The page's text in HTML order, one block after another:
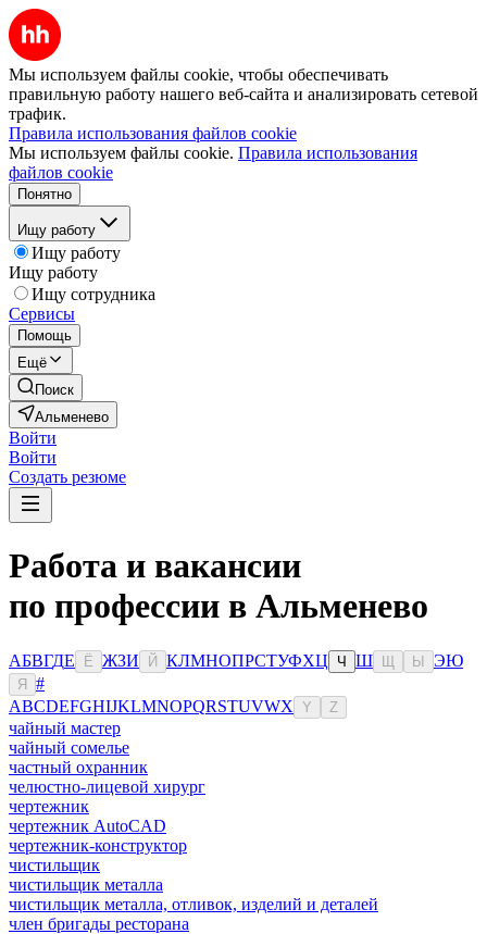
Мы используем файлы cookie, чтобы обеспечивать
правильную работу нашего веб-сайта и анализировать сетевой
трафик.
Правила использования файлов cookie
Мы используем файлы cookie. Правила использования
файлов cookie
Понятно
Ищу работу
Ищу работу
Ищу работу
Ищу сотрудника
Сервисы
Помощь
Ещё
Поиск
Альменево
Войти
Войти
Создать резюме
Работа и вакансии
по профессии в Альменево
АБВГДЕ Ё ЖЗИ Й КЛМНОПРСТУФХЦ Ч Ш Ы ЭЮ
Я
#
ABCDEFGHIJKLMNOPQRSTUVWX Y Z
чайный мастер
чайный сомелье
частный охранник
челюстно-лицевой хирург
чертежник
чертежник AutoCAD
чертежник-конструктор
чистильщик
чистильщик металла
чистильщик металла, отливок, изделий и деталей
член бригады ресторана